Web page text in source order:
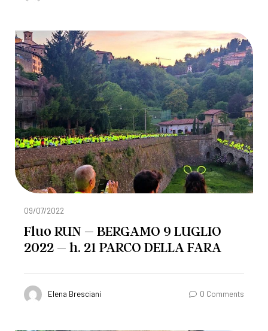
09/07/2022
Fluo RUN – BERGAMO 9 LUGLIO
2022 – h. 21 PARCO DELLA FARA
Elena Bresciani 0 Comments